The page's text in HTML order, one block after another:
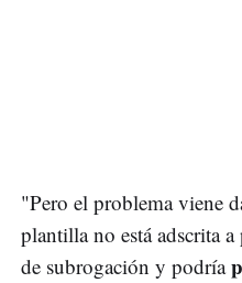
"Pero el problema viene
plantilla no está adscrita
de subrogación y podría